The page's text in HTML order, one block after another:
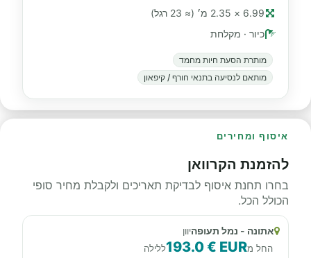
6.99 × 2.35 מ׳ (≈ 23 רגל)
כיור · מקלחת
מותרת הסעת חיות מחמד
מותאם לנסיעה בתנאי חורף / קיפאון
איסוף ומחירים
להזמנת הקרוואן
בחרו תחנת איסוף לבדיקת תאריכים ולקבלת מחיר סופי
הכולל הכל.
אתונה - נמל תעופהיוון
החל מ193.0 € EURללילה